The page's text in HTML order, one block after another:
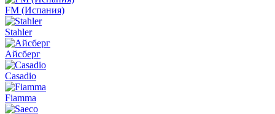
FM (Испания)
Stahler
Айсберг
Casadio
Fiamma